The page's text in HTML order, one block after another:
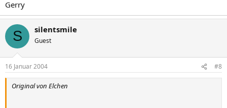
Gerry
S silentsmile
Guest
16 Januar 2004 #8
Original von Elchen